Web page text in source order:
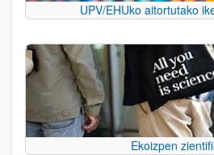
UPV/EHUko aitortutako
Ekoizpen